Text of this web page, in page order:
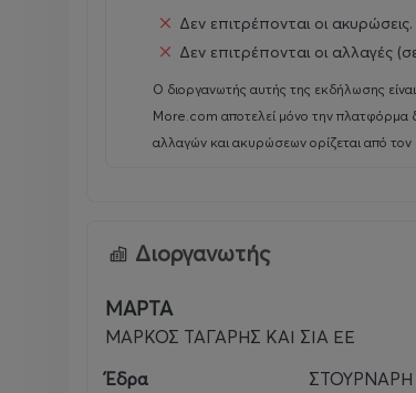
Δεν επιτρέπονται οι ακυρώσεις.
Δεν επιτρέπονται οι αλλαγές
Ο διοργανωτής αυτής της εκδήλωσης είναι
More.com αποτελεί μόνο την πλατφόρμα
αλλαγών και ακυρώσεων ορίζεται από τον
Διοργανωτής
ΜΑΡΤΑ
ΜΑΡΚΟΣ ΤΑΓΑΡΗΣ ΚΑΙ ΣΙΑ ΕΕ
Έδρα
ΣΤΟΥΡΝΑΡΗ